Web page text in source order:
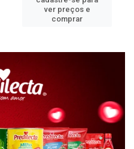
ver preços e
comprar